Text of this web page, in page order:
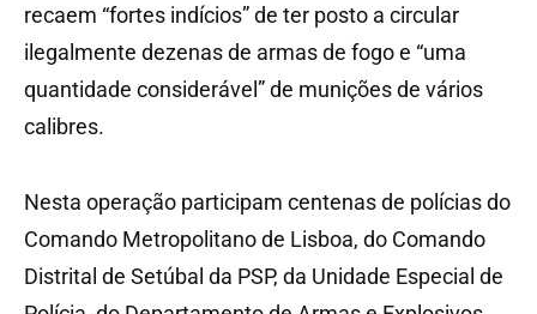
recaem “fortes indícios” de ter posto a circular
ilegalmente dezenas de armas de fogo e “uma
quantidade considerável” de munições de vários
calibres.
Nesta operação participam centenas de polícias do
Comando Metropolitano de Lisboa, do Comando
Distrital de Setúbal da PSP, da Unidade Especial de